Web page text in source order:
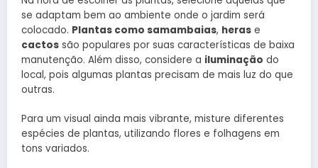
se adaptam bem ao ambiente onde o jardim será
colocado. Plantas como samambaias, heras e
cactos são populares por suas características de baixa
manutenção. Além disso, considere a iluminação do
local, pois algumas plantas precisam de mais luz do que
outras.
Para um visual ainda mais vibrante, misture diferentes
espécies de plantas, utilizando flores e folhagens em
tons variados.